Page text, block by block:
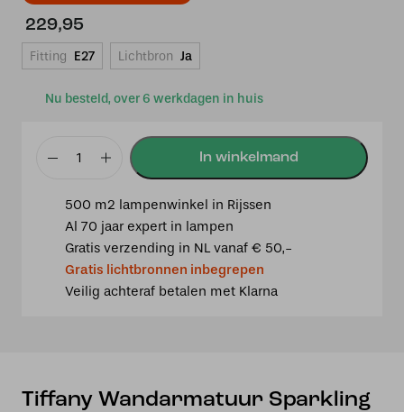
Nu besteld, over 6 werkdagen in huis
229,95
Fitting E27 Lichtbron Ja
Tiffany
Sparkling
Pioenroos
aantal
500 m2 lampenwinkel in Rijssen
Al 70 jaar expert in lampen
Gratis verzending in NL vanaf € 50,-
Gratis lichtbronnen inbegrepen
Veilig achteraf betalen met Klarna
Tiffany Wandarmatuur Sparkling